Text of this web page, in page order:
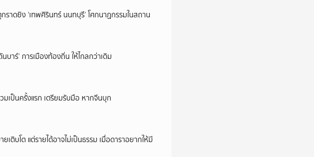
ราดยิง ‘เทพศิรินทร์ นนทบุรี’ โศกนาฏกรรมในสถาน
าร์’ การเมืองท้องถิ่น ให้ไกลกว่าเดิม
วมเป็นครั้งแรก เตรียมรับมือ หากจีนบุก
เติบโต แต่รายได้อาจไม่เป็นธรรม เมื่อดาราอยากให้มี